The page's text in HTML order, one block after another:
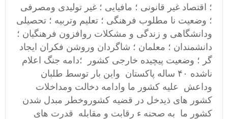
؛ اقتصاد غیر قانونی ؛ مافیایی ؛ غیر تولیدی ومصرفی
؛ وضعیت نا مطلوب فرهنگی ؛ تعلیم وتربیه ؛ تحصیلی
ودانشگاهی و زندگی و مشکلات روافزون فرهنگیان ؛
دانشمندان ؛ معلمان ؛ شاگردان وروشن فکران ایجاد
گر ؛ وضعیت پیچیده خارجی کشور ؛دامه جنگ اعلام
ناشده ۴۰ ساله پاکستان واین بار توسط طلبان
وداعش علیه کشور ما وادامه دخالت ومداخلات
کشور های ذیدخل در قضیه کشوروخطر مبدل شدن
کشور ما به صحنه ء رقابت و مقابله قدرت های